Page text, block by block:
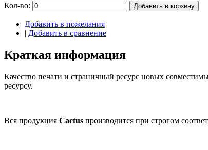
Кол-во: Добавить в корзину
Добавить в пожелания
| Добавить в сравнение
Краткая информация
Качество печати и страничный ресурс новых
ресурсу.
Вся продукция Cactus производится при строгом